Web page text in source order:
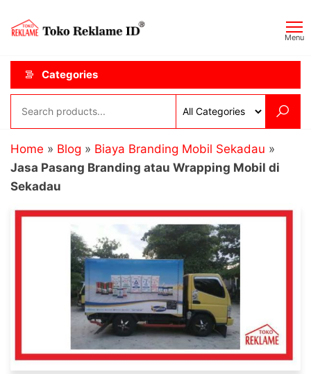
content
ID
Menu
Categories
Home » Blog » Biaya Branding Mobil Sekadau »
Jasa Pasang Branding atau Wrapping Mobil di
Sekadau